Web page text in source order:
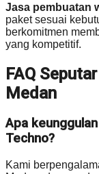
Jasa pembuatan
paket sesuai
berkomitmen
yang kompetitif.
FAQ
Medan
Apa
Techno?
Kami